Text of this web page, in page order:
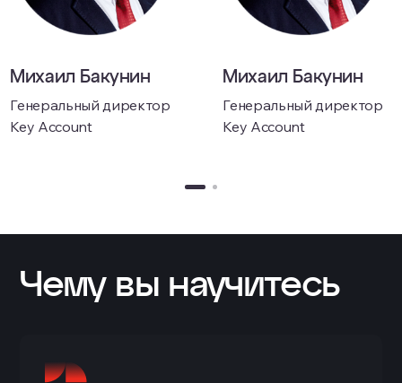
Михаил Бакунин
Генеральный директор
Key Account
Михаил Бакунин
Генеральный директор
Key Account
Чему вы научитесь